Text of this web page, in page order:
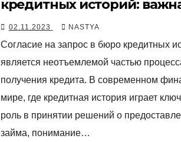
кредитных историй:
информация для
02.11.2023 NASTYA
Согласие на запрос в бюро кредитных
является неотъемлемой частью
получения кредита. В современном
мире, где кредитная история играет
роль в принятии решений о
займа, понимание…